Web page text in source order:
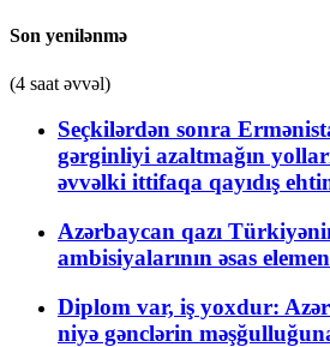
Son yenilənmə
(4 saat əvvəl)
Seçkilərdən sonra
gərginliyi azaltmağın
əvvəlki ittifaqa qayıdış
Azərbaycan qazı
ambisiyalarının əsas
Diplom var, iş yoxdur:
niyə gənclərin